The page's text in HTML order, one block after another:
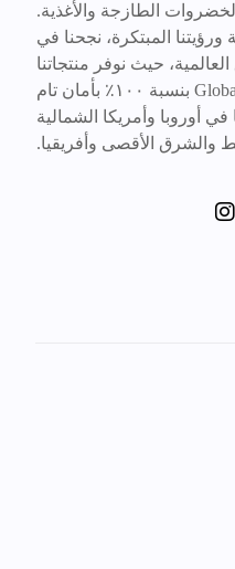
الطازجة والأغذية.
ورؤيتنا المبتكرة، نجحنا في
حيث نوفر منتجاتنا
الحاصلة على شهادة GlobalGAP بنسبة ١٠٠٪ بأمان تام
أوروبا وأمريكا الشمالية
والشرق الأقصى وأفريقيا.